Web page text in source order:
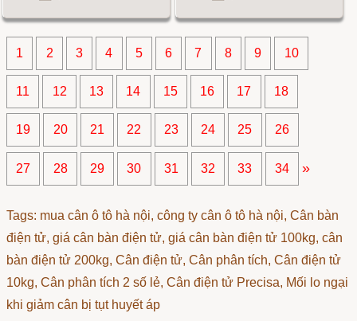
1 2 3 4 5 6 7 8 9 10
11 12 13 14 15 16 17 18
19 20 21 22 23 24 25 26
27 28 29 30 31 32 33 34 »
Tags: mua cân ô tô hà nội, công ty cân ô tô hà nội, Cân bàn
điện tử, giá cân bàn điện tử, giá cân bàn điện tử 100kg, cân
bàn điện tử 200kg, Cân điện tử, Cân phân tích, Cân điện tử
10kg, Cân phân tích 2 số lẻ, Cân điện tử Precisa, Mối lo ngại
khi giảm cân bị tụt huyết áp